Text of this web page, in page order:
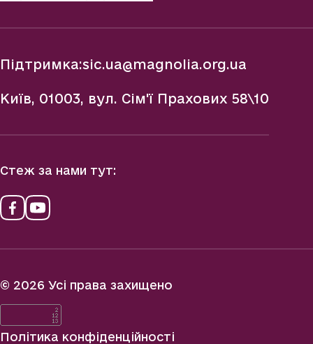
Підтримка:sic.ua@magnolia.org.ua
Київ, 01003, вул. Сім'ї Прахових 58\10
Стеж за нами тут:
© 2026 Усі права захищено
Політика конфіденційності